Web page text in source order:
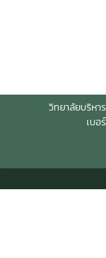
วิทยาลัยบริหา
เบอ